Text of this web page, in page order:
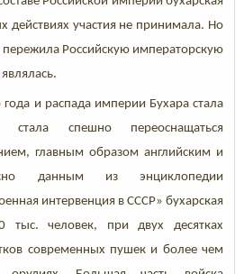
действиях участия не принимала. Но
Российскую императорскую
и распада империи Бухара стала
стала спешно переоснащаться
главным образом английским и
данным из энциклопедии
интервенция в СССР» бухарская
тыс. человек, при двух десятках
современных пушек и более чем